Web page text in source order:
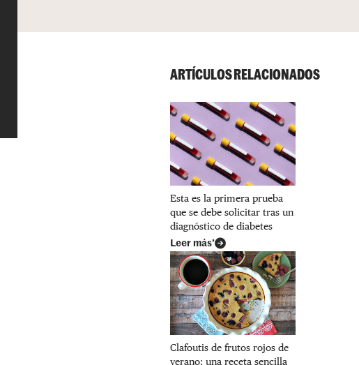
ARTÍCULOS RELACIONADOS
Esta es la primera prueba
que se debe solicitar tras un
diagnóstico de diabetes
Leer más’
Clafoutis de frutos rojos de
verano: una receta sencilla